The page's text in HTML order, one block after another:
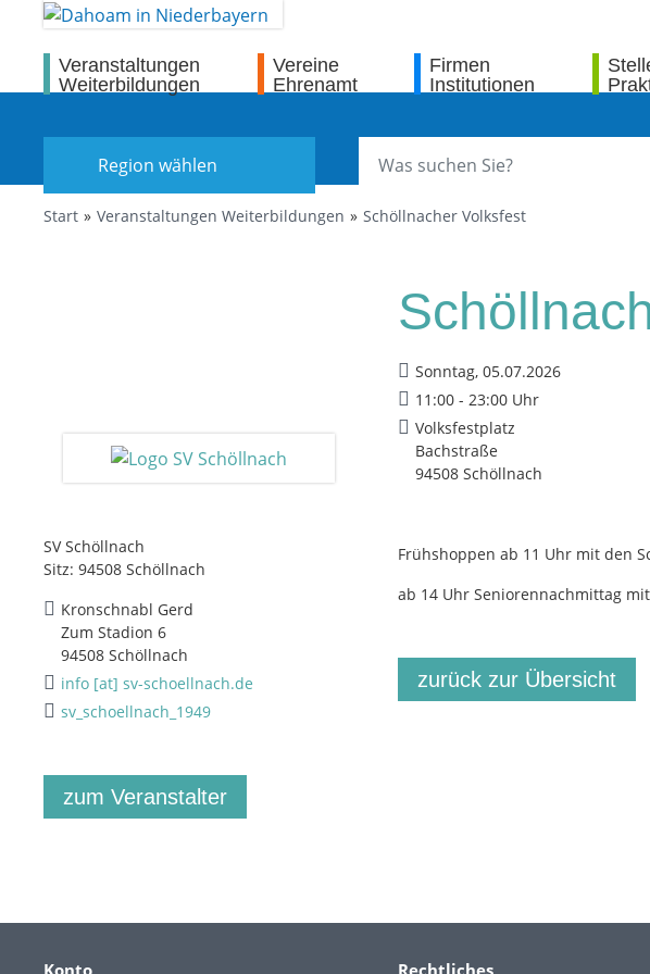
Veranstaltungen
Weiterbildungen
Vereine
Ehrenamt
Firmen
Institutionen
Region wählen
Start Veranstaltungen Weiterbildungen Schöllnacher Volksfest
SV Schöllnach
Sitz: 94508 Schöllnach
Kronschnabl Gerd
Zum Stadion 6
94508 Schöllnach
info [at] sv-schoellnach.de
sv_schoellnach_1949
zum Veranstalter
Sonntag, 05.07.2026
11:00 - 23:00 Uhr
Volksfestplatz
Bachstraße
94508 Schöllnach
Frühshoppen ab 11 Uhr mit den
ab 14 Uhr Seniorennachmittag
zurück zur Übersicht